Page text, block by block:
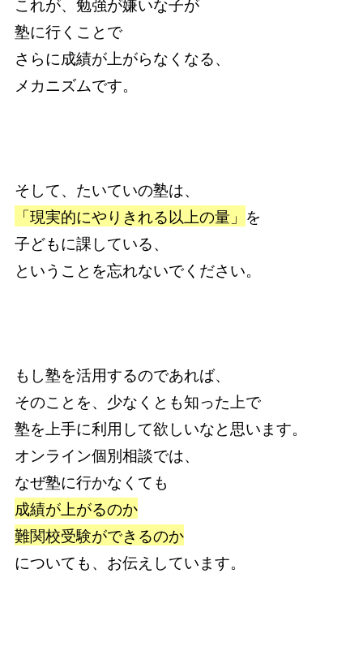
これが、勉強が嫌いな子が
塾に行くことで
さらに成績が上がらなくなる、
メカニズムです。
そして、たいていの塾は、
「現実的にやりきれる以上の量」 を
子どもに課している、
ということを忘れないでください。
もし塾を活用するのであれば、
そのことを、少なくとも知った上で
塾を上手に利用して欲しいなと思います。
オンライン個別相談では、
なぜ塾に行かなくても
成績が上がるのか
難関校受験ができるのか
についても、お伝えしています。